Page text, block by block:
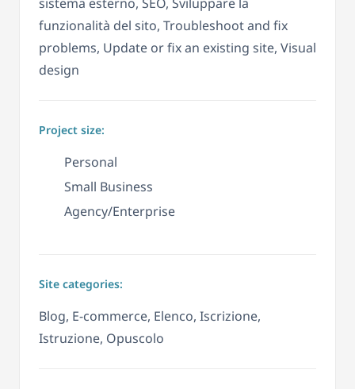
funzionalità del sito, Troubleshoot and fix
problems, Update or fix an existing site, Visual
design
Project size:
Personal
Small Business
Agency/Enterprise
Site categories:
Blog, E-commerce, Elenco, Iscrizione,
Istruzione, Opuscolo